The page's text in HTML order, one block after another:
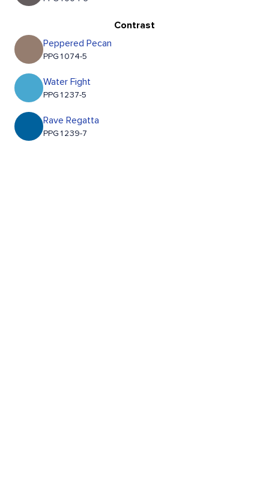
Contrast
Peppered Pecan
PPG1074-5
Water Fight
PPG1237-5
Rave Regatta
PPG1239-7